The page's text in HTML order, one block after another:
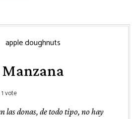
Manzana
vote
las donas, de todo tipo, no hay